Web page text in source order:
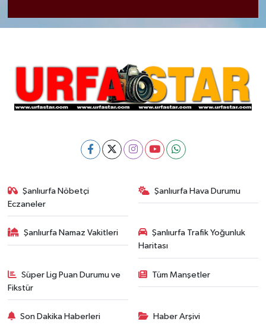
Şanlıurfa Nöbetçi
Eczaneler
Şanlıurfa Hava Durumu
Şanlıurfa Namaz Vakitleri
Şanlıurfa Trafik Yoğunluk
Haritası
Süper Lig Puan Durumu ve
Fikstür
Tüm Manşetler
Son Dakika Haberleri Haber Arşivi